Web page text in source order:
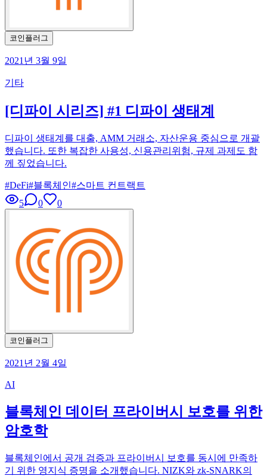
코인플러그
2021년 3월 9일
기타
[디파이 시리즈] #1 디파이 생태계
디파이 생태계를 대출, AMM 거래소, 자산운용 중심으로 개괄
했습니다. 또한 복잡한 사용성, 신용관리위험, 규제 과제도 함
께 짚었습니다.
#DeFi#블록체인#스마트 컨트랙트
5
0 0
코인플러그
2021년 2월 4일
AI
블록체인 데이터 프라이버시 보호를 위한
암호학
블록체인에서 공개 검증과 프라이버시 보호를 동시에 만족하
기 위한 영지식 증명을 소개했습니다. NIZK와 zk-SNARK의